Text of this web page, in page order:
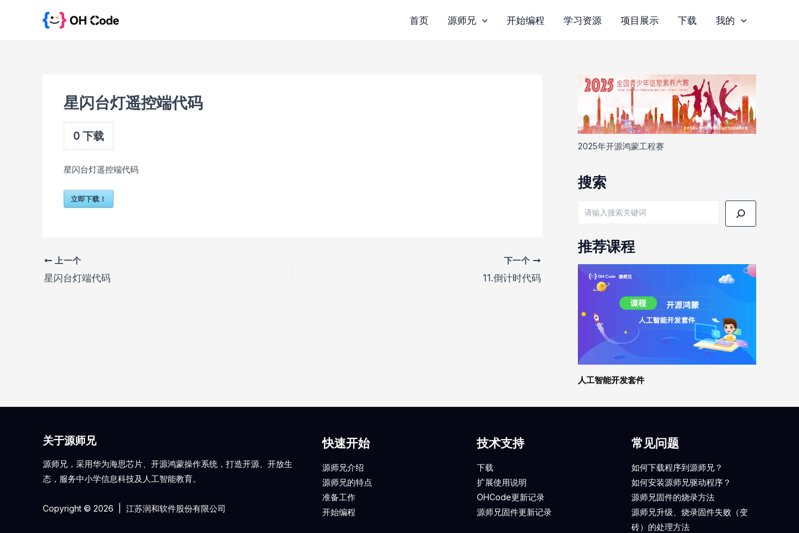
首页 源师兄 开始编程 学习资源 项目展示 下载 我的
星闪台灯遥控端代码
0 下载
星闪台灯遥控端代码
立即下载！
文
章
上一个
星闪台灯端代码
下一个
11.倒计时代码
2025年开源鸿蒙工程赛
搜索
推荐课程
人工智能开发套件
关于源师兄
源师兄，采用华为海思芯片、开源鸿蒙操作系统，打造开源、开放生
态，服务中小学信息科技及人工智能教育。
Copyright © 2026 | 江苏润和软件股份有限公司
快速开始
源师兄介绍
源师兄的特点
准备工作
开始编程
技术支持
下载
扩展使用说明
OHCode更新记录
源师兄固件更新记录
常见问题
如何下载程序到源师兄？
如何安装源师兄驱动程序？
源师兄固件的烧录方法
源师兄升级、烧录固件失败（变
砖）的处理方法